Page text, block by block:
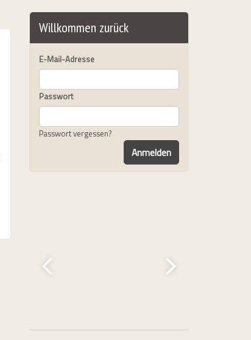
Willkommen zurück
E-Mail-Adresse
Passwort
Passwort vergessen?